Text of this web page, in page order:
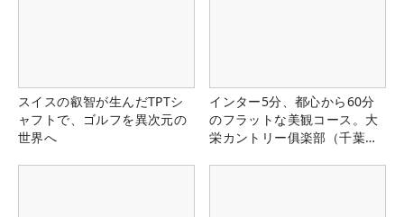
スイスの叡智が生んだTPTシ
ャフトで、ゴルフを異次元の
世界へ
インター5分、都心から60分
のフラットな美観コース。大
栄カントリー俱楽部（千葉